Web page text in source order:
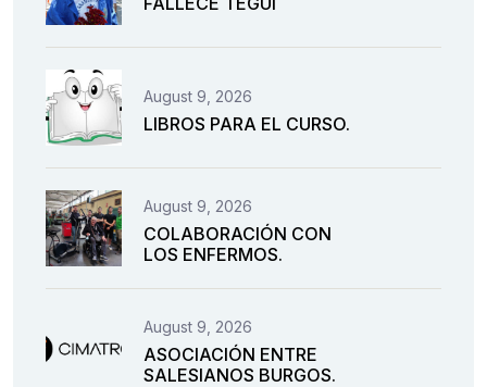
August 9, 2026
LIBROS PARA EL CURSO.
August 9, 2026
COLABORACIÓN CON
LOS ENFERMOS.
August 9, 2026
ASOCIACIÓN ENTRE
SALESIANOS BURGOS.